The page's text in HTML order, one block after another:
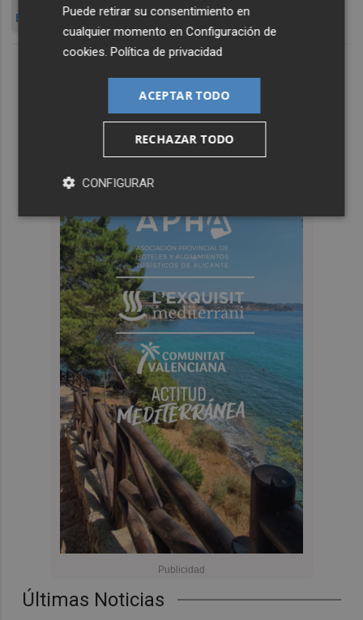
Últimas Noticias
EMARSA
MONFORTE BRUGAL CAS
Puede retirar su consentimiento en
cualquier momento enConfiguración de
cookies.Política de privacidad
ACEPTAR TODO
RECHAZAR TODO
CONFIGURAR